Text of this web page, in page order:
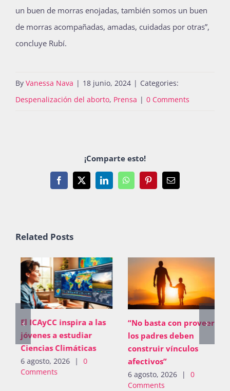
un buen de morras enojadas, también somos un buen
de morras acompañadas, amadas, cuidadas por otras”,
concluye Rubí.
By Vanessa Nava | 18 junio, 2024 | Categories:
Despenalización del aborto, Prensa | 0 Comments
¡Comparte esto!
Facebook
X LinkedInWhatsAppPinterestEmail
Related Posts
El ICAyCC inspira a las
jóvenes a estudiar
Ciencias Climáticas
6 agosto, 2026 |
Comments
“No basta con proveer;
los padres deben
construir vínculos
afectivos”
6 agosto, 2026 |
Comments